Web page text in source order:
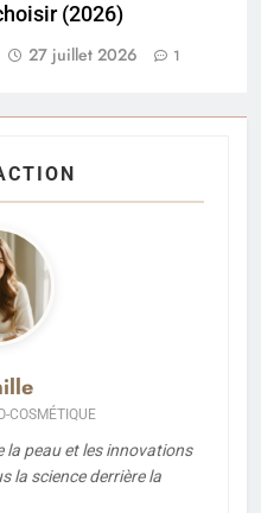
(2026)
27 juillet 2026 1
COSMÉTIQUE
la peau et les innovations
la science derrière la